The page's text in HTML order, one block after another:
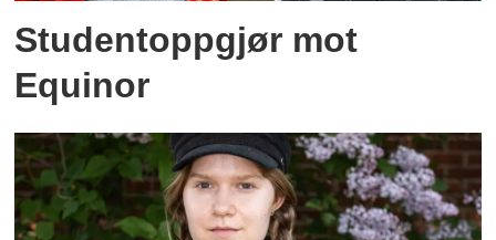
Studentoppgjør mot
Equinor